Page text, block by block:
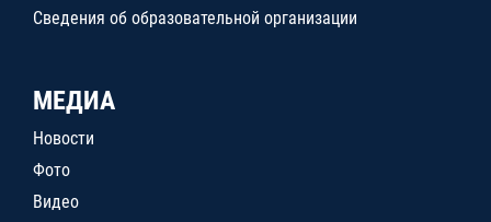
Сведения об образовательной организации
МЕДИА
Новости
Фото
Видео